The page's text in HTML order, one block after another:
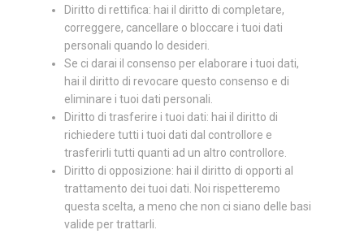
Diritto di rettifica: hai il diritto di completare,
correggere, cancellare o bloccare i tuoi dati
personali quando lo desideri.
Se ci darai il consenso per elaborare i tuoi dati,
hai il diritto di revocare questo consenso e di
eliminare i tuoi dati personali.
Diritto di trasferire i tuoi dati: hai il diritto di
richiedere tutti i tuoi dati dal controllore e
trasferirli tutti quanti ad un altro controllore.
Diritto di opposizione: hai il diritto di opporti al
trattamento dei tuoi dati. Noi rispetteremo
questa scelta, a meno che non ci siano delle basi
valide per trattarli.